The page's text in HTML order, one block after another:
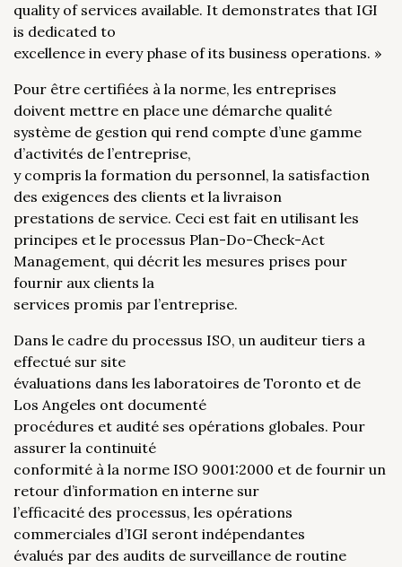
quality of services available. It demonstrates that IGI
is dedicated to
excellence in every phase of its business operations. »
Pour être certifiées à la norme, les entreprises
doivent mettre en place une démarche qualité
système de gestion qui rend compte d’une gamme
d’activités de l’entreprise,
y compris la formation du personnel, la satisfaction
des exigences des clients et la livraison
prestations de service. Ceci est fait en utilisant les
principes et le processus Plan-Do-Check-Act
Management, qui décrit les mesures prises pour
fournir aux clients la
services promis par l’entreprise.
Dans le cadre du processus ISO, un auditeur tiers a
effectué sur site
évaluations dans les laboratoires de Toronto et de
Los Angeles ont documenté
procédures et audité ses opérations globales. Pour
assurer la continuité
conformité à la norme ISO 9001:2000 et de fournir un
retour d’information en interne sur
l’efficacité des processus, les opérations
commerciales d’IGI seront indépendantes
évalués par des audits de surveillance de routine